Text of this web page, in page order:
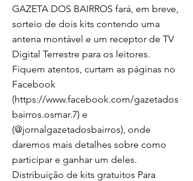
GAZETA DOS BAIRROS fará, em breve,
sorteio de dois kits contendo uma
antena montável e um receptor de TV
Digital Terrestre para os leitores.
Fiquem atentos, curtam as páginas no
Facebook
(https://www.facebook.com/gazetados
bairros.osmar.7) e
(@jornalgazetadosbairros), onde
daremos mais detalhes sobre como
participar e ganhar um deles.
Distribuição de kits gratuitos Para